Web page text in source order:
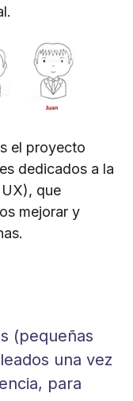
el proyecto
dedicados a la
que
mejorar y
(pequeñas
una vez
para